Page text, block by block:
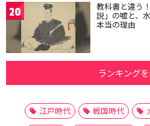
20 教科書と違う
説」の嘘と、
本当の理由
ランキング
江戸時代 戦国時代